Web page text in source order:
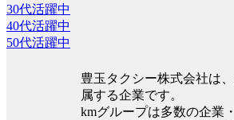
30代活躍中
40代活躍中
50代活躍中
豊玉タクシー株式会社は
属する企業です。
kmグループは多数の企業